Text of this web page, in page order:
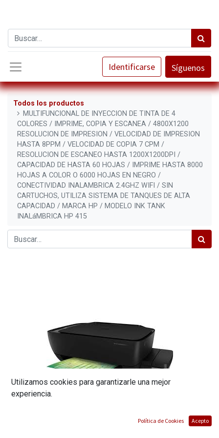
Identificarse Síguenos
Todos los productos
MULTIFUNCIONAL DE INYECCION DE TINTA DE 4
COLORES / IMPRIME, COPIA Y ESCANEA / 4800X1200
RESOLUCION DE IMPRESION / VELOCIDAD DE IMPRESION
HASTA 8PPM / VELOCIDAD DE COPIA 7 CPM /
RESOLUCION DE ESCANEO HASTA 1200X1200DPI /
CAPACIDAD DE HASTA 60 HOJAS / IMPRIME HASTA 8000
HOJAS A COLOR O 6000 HOJAS EN NEGRO /
CONECTIVIDAD INALAMBRICA 2.4GHZ WIFI / SIN
CARTUCHOS, UTILIZA SISTEMA DE TANQUES DE ALTA
CAPACIDAD / MARCA HP / MODELO INK TANK
INALáMBRICA HP 415
Utilizamos cookies para garantizarle una mejor
experiencia.
Política de Cookies Acepto